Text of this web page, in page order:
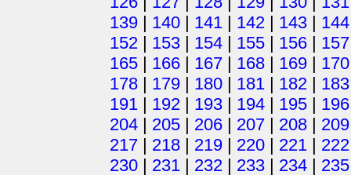
139 | 140 | 141 | 142 | 143 | 144
152 | 153 | 154 | 155 | 156 | 157
165 | 166 | 167 | 168 | 169 | 170
178 | 179 | 180 | 181 | 182 | 183
191 | 192 | 193 | 194 | 195 | 196
204 | 205 | 206 | 207 | 208 | 209
217 | 218 | 219 | 220 | 221 | 222
230 | 231 | 232 | 233 | 234 | 235